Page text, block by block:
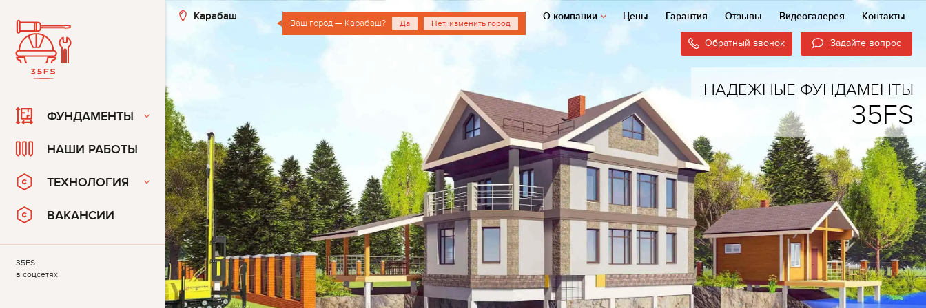
Карабаш
Ваш город — Карабаш? Да Нет, изменить город
О компании Цены Гарантия Отзывы Видеогалерея Контакты
Обратный звонок Задайте вопрос
НАДЕЖНЫЕ ФУНДАМЕНТЫ
35FS
ФУНДАМЕНТЫ
НАШИ РАБОТЫ
ТЕХНОЛОГИЯ
ВАКАНСИИ
35FS
в соцсетях